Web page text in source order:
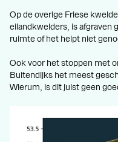
Op de overige Friese
eilandkwelders, is afgraven
ruimte of het helpt niet
Ook voor het stoppen met
Buitendijks het meest
Wierum, is dit juist geen